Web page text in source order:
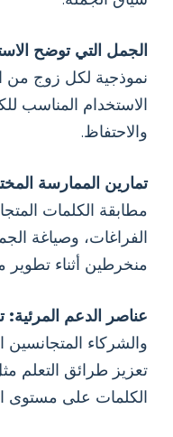
الجمل التي توضح
نموذجية لكل زوج من
الاستخدام المناسب
والاحتفاظ.
تمارين الممارسة
مطابقة الكلمات
الفراغات، وصياغة
منخرطين أثناء تطوير
عناصر الدعم المرئية:
والشركاء المتجانسين
تعزيز طرائق التعلم
الكلمات على مستوى